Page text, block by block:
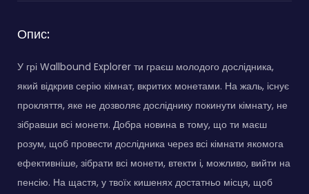
Опис:
У грі Wallbound Explorer ти граєш молодого дослідника,
який відкрив серію кімнат, вкритих монетами. На жаль, існує
прокляття, яке не дозволяє досліднику покинути кімнату, не
зібравши всі монети. Добра новина в тому, що ти маєш
розум, щоб провести дослідника через всі кімнати якомога
ефективніше, зібрати всі монети, втекти і, можливо, вийти на
пенсію. На щастя, у твоїх кишенях достатньо місця, щоб